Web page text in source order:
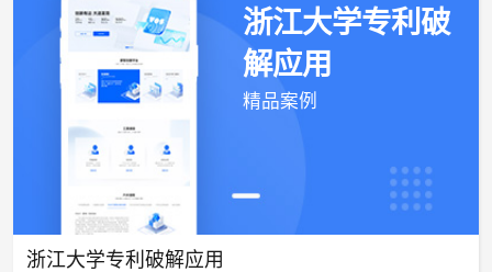
浙江大学专利破
解应用
精品案例
浙江大学专利破解应用